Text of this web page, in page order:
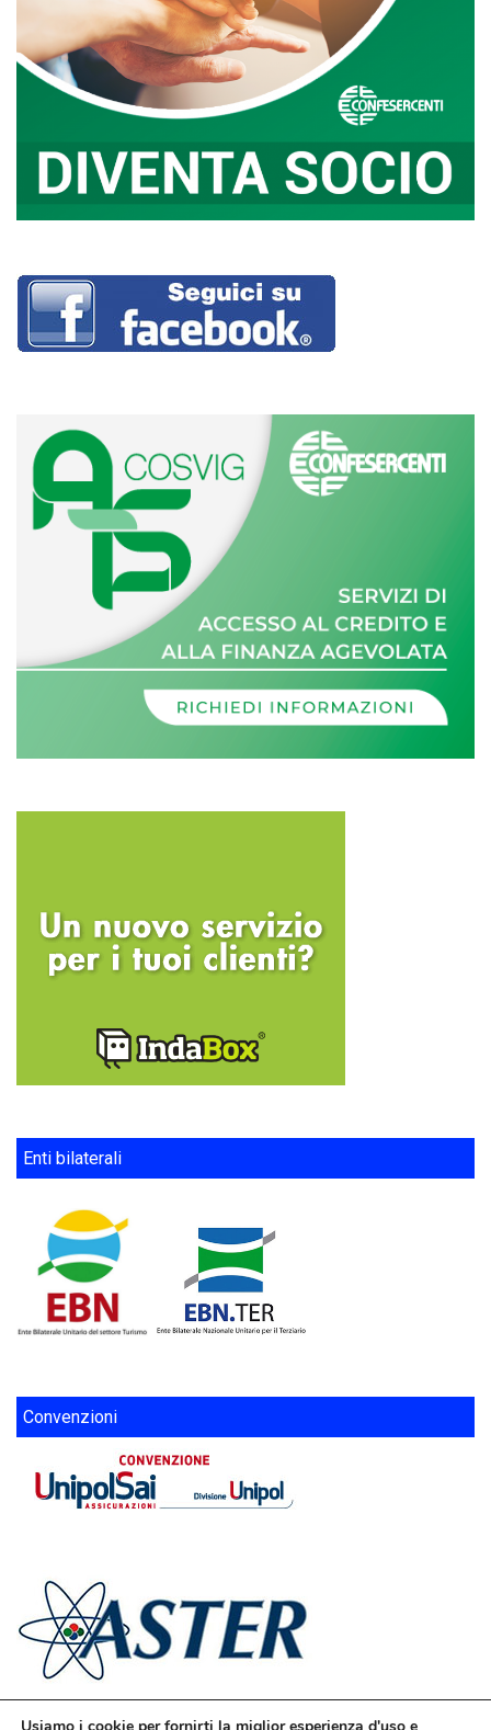
Enti bilaterali
Convenzioni